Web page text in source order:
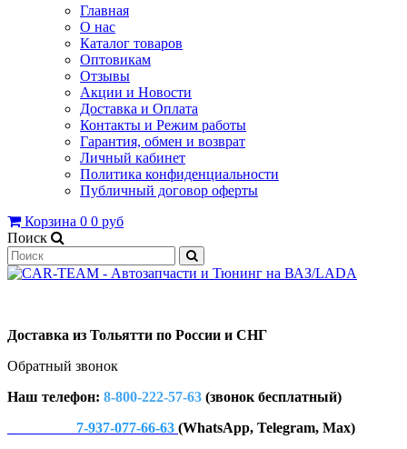
Главная
О нас
Каталог товаров
Оптовикам
Отзывы
Акции и Новости
Доставка и Оплата
Контакты и Режим работы
Гарантия, обмен и возврат
Личный кабинет
Политика конфиденциальности
Публичный договор оферты
Корзина 0 0 руб
Поиск
Доставка из Тольятти по России и СНГ
Обратный звонок
Наш телефон: 8-800-222-57-63 (звонок бесплатный)
7-937-077-66-63 (WhatsApp, Telegram, Max)